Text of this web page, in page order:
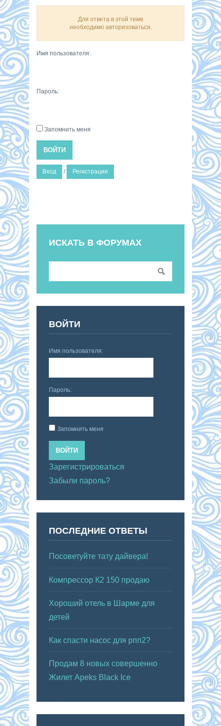
Для ответа в этой теме
необходимо авторизоваться.
Имя пользователя:
Пароль:
Запомнить меня
ВОЙТИ
Вход / Регистрация
ИСКАТЬ В ФОРУМАХ
ВОЙТИ
Имя пользователя:
Пароль:
Запомнить меня
ВОЙТИ
Зарегистрироваться
Забыли пароль?
ПОСЛЕДНИЕ ОТВЕТЫ
Посоветуйте тату дайвера!
Компрессор К2 150 продаю
Хороший отель в Шарме для
детей
Как спасти насос для рпп2?
Продам 8 новых совершенно
Жилет Apeks Black Ice